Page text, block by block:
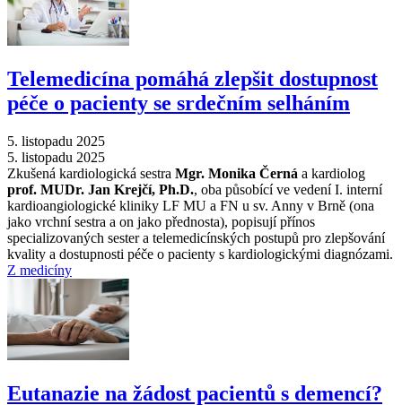
Telemedicína pomáhá zlepšit dostupnost
péče o pacienty se srdečním selháním
5. listopadu 2025
5. listopadu 2025
Zkušená kardiologická sestra Mgr. Monika Černá a kardiolog
prof. MUDr. Jan Krejčí, Ph.D., oba působící ve vedení I. interní
kardioangiologické kliniky LF MU a FN u sv. Anny v Brně (ona
jako vrchní sestra a on jako přednosta), popisují přínos
specializovaných sester a telemedicínských postupů pro zlepšování
kvality a dostupnosti péče o pacienty s kardiologickými diagnózami.
Z medicíny
Eutanazie na žádost pacientů s demencí?